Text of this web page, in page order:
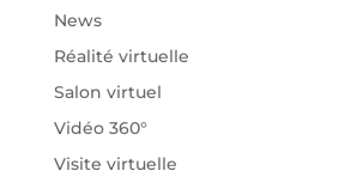
News
Réalité virtuelle
Salon virtuel
Vidéo 360°
Visite virtuelle